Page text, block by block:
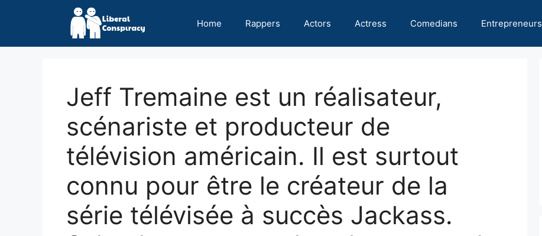
Home Rappers Actors Actress Comedians Entrepreneurs
Jeff Tremaine est un réalisateur,
scénariste et producteur de
télévision américain. Il est surtout
connu pour être le créateur de la
série télévisée à succès Jackass.